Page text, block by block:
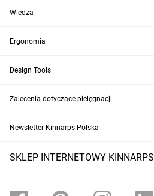
Wiedza
Ergonomia
Design Tools
Zalecenia dotyczące pielęgnacji
Newsletter Kinnarps Polska
SKLEP INTERNETOWY KINNARPS